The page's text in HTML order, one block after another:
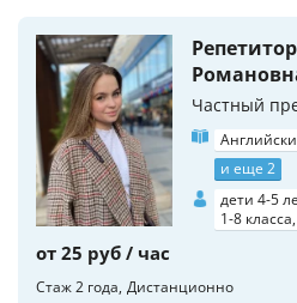
Частный
и еще 2
дети 4-5
1-8
от 25 руб / час
Стаж 2 года Дистанционно